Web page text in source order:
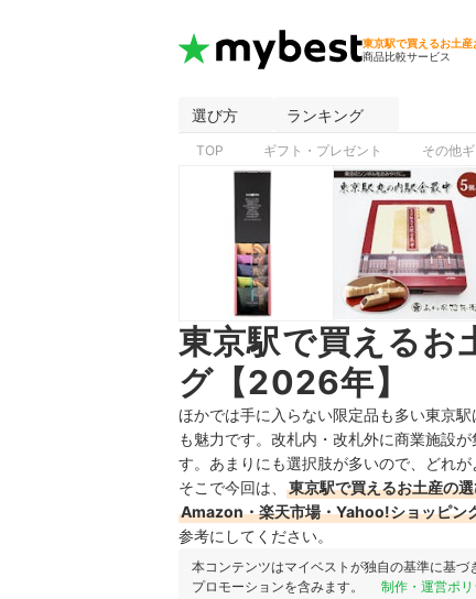
東京駅で買えるお土産
商品比較サービス
選び方 ランキング
TOP ギフト・プレゼント その他ギ
東京駅で買えるお
グ【2026年】
ほかでは手に入らない限定品も多い東京
も魅力です。改札内・改札外に商業施設
す。あまりにも選択肢が多いので、どれが
そこで今回は、
東京駅で買えるお土産の
Amazon・楽天市場・Yahoo!ショッピン
参考にしてください。
本コンテンツはマイベストが独自の基準に基づ
プロモーションを含みます。
制作・運営ポリ